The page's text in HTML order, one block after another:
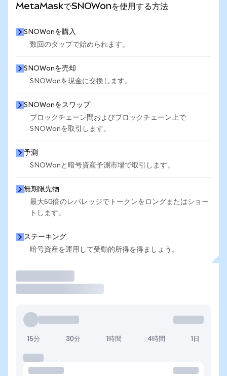
MetaMaskでSNOWonを使用する方法
SNOWonを購入
数回のタップで始められます。
SNOWonを売却
SNOWonを現金に交換します。
SNOWonをスワップ
ブロックチェーン間およびブロックチェーン上で
SNOWonを取引します。
予測
SNOWonと暗号資産予測市場で取引します。
無期限先物
最大50倍のレバレッジでトークンをロングまたはショー
トします。
ステーキング
暗号資産を運用して受動的所得を得ましょう。
15分 30分 1時間 4時間 1日